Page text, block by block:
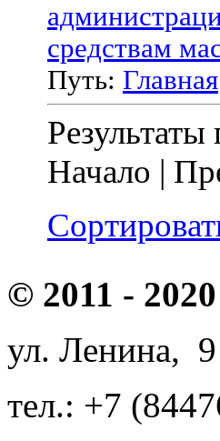
средствам
Путь: Главная
Начало |
© 2011 -
ул. Ленина, 9
тел.: +7